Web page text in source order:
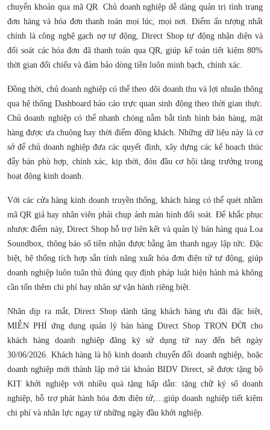
chuyển khoản qua mã QR. Chủ doanh nghiệp dễ dàng quản trị tình trạng
đơn hàng và hóa đơn thanh toán mọi lúc, mọi nơi. Điểm ấn tượng nhất
chính là công nghệ gạch nợ tự động, Direct Shop tự động nhận diện và
đối soát các hóa đơn đã thanh toán qua QR, giúp kế toán tiết kiệm 80%
thời gian đối chiếu và đảm bảo dòng tiền luôn minh bạch, chính xác.
Đồng thời, chủ doanh nghiệp có thể theo dõi doanh thu và lợi nhuận thông
qua hệ thống Dashboard báo cáo trực quan sinh động theo thời gian thực.
Chủ doanh nghiệp có thể nhanh chóng nắm bắt tình hình bán hàng, mặt
hàng được ưa chuộng hay thời điểm đông khách. Những dữ liệu này là cơ
sở để chủ doanh nghiệp đưa các quyết định, xây dựng các kế hoạch thúc
đẩy bán phù hợp, chính xác, kịp thời, đón đầu cơ hội tăng trưởng trong
hoạt động kinh doanh.
Với các cửa hàng kinh doanh truyền thống, khách hàng có thể quét nhầm
mã QR giả hay nhân viên phải chụp ảnh màn hình đối soát. Để khắc phục
nhược điểm này, Direct Shop hỗ trợ liên kết và quản lý bán hàng qua Loa
Soundbox, thông báo số tiền nhận được bằng âm thanh ngay lập tức. Đặc
biệt, hệ thống tích hợp sẵn tính năng xuất hóa đơn điện tử tự động, giúp
doanh nghiệp luôn tuân thủ đúng quy định pháp luật hiện hành mà không
cần tốn thêm chi phí hay nhân sự vận hành riêng biệt.
Nhân dịp ra mắt, Direct Shop dành tặng khách hàng ưu đãi đặc biệt,
MIỄN PHÍ ứng dụng quản lý bán hàng Direct Shop TRỌN ĐỜI cho
khách hàng doanh nghiệp đăng ký sử dụng từ nay đến hết ngày
30/06/2026. Khách hàng là hộ kinh doanh chuyển đổi doanh nghiệp, hoặc
doanh nghiệp mới thành lập mở tài khoản BIDV Direct, sẽ được tặng bộ
KIT khởi nghiệp với nhiều quà tặng hấp dẫn: tặng chữ ký số doanh
nghiệp, hỗ trợ phát hành hóa đơn điện tử,…giúp doanh nghiệp tiết kiệm
chi phí và nhân lực ngay từ những ngày đầu khởi nghiệp.